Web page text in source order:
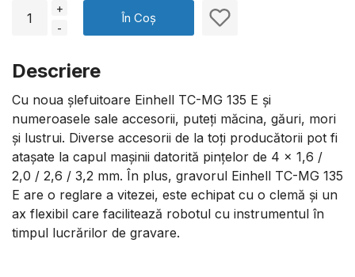
+
-
În Coș
Descriere
Cu noua șlefuitoare Einhell TC-MG 135 E și
numeroasele sale accesorii, puteți măcina, găuri, mori
și lustrui. Diverse accesorii de la toți producătorii pot fi
atașate la capul mașinii datorită pințelor de 4 x 1,6 /
2,0 / 2,6 / 3,2 mm. În plus, gravorul Einhell TC-MG 135
E are o reglare a vitezei, este echipat cu o clemă și un
ax flexibil care facilitează robotul cu instrumentul în
timpul lucrărilor de gravare.